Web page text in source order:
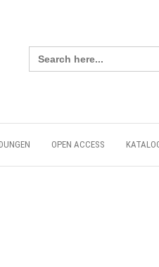
Search
for:
OPEN ACCESS